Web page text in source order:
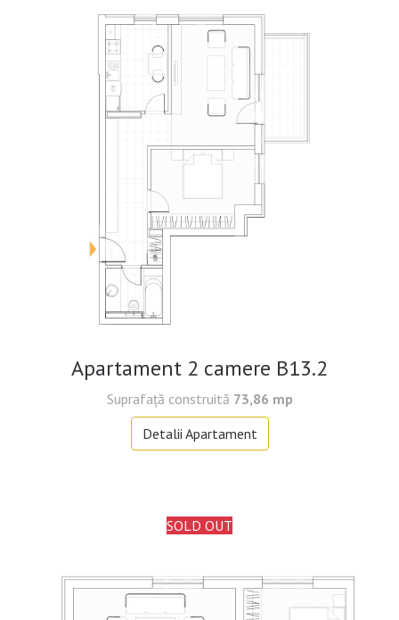
Apartament 2 camere B13.2
Suprafaţă construită 73,86 mp
Detalii Apartament
SOLD OUT